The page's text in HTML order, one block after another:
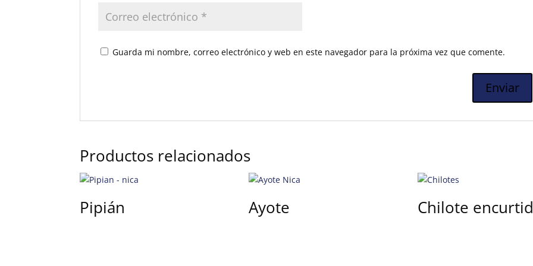
Guarda mi nombre, correo electrónico y web en este navegador para la próxima vez que comente.
Productos relacionados
Pipián Ayote Chilote